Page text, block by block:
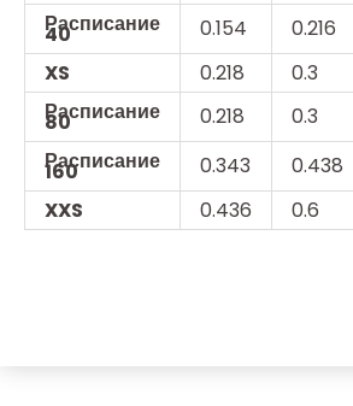
Расписание
40 0.154 0.216
XS
0.218 0.3
Расписание
80 0.218 0.3
Расписание
160 0.343 0.438
XXS
0.436 0.6